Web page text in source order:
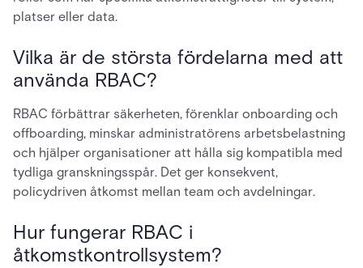
platser eller data.
Vilka är de största fördelarna med att
använda RBAC?
RBAC förbättrar säkerheten, förenklar onboarding och
offboarding, minskar administratörens arbetsbelastning
och hjälper organisationer att hålla sig kompatibla med
tydliga granskningsspår. Det ger konsekvent,
policydriven åtkomst mellan team och avdelningar.
Hur fungerar RBAC i
åtkomstkontrollsystem?